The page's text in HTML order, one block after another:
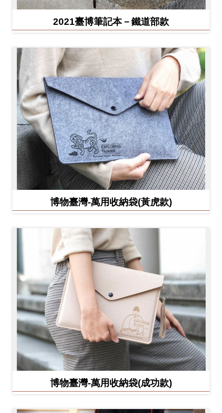
2021臺博筆記本－鐵道部款
博物臺灣-萬用收納袋(黃虎款)
博物臺灣-萬用收納袋(成功款)